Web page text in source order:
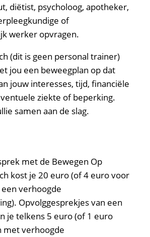
diëtist, psycholoog, apotheker,
of
werker opvragen.
(dit is geen personal trainer)
jou een beweegplan op dat
jouw interesses, tijd, financiële
ziekte of beperking.
samen aan de slag.
met de Bewegen Op
kost je 20 euro (of 4 euro voor
verhoogde
Opvolggesprekjes van een
je telkens 5 euro (of 1 euro
met verhoogde